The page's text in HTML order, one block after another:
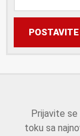
Prijavite
toku sa